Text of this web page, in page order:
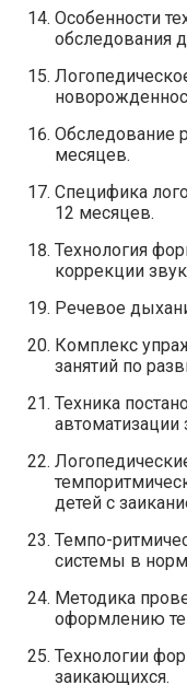
Особенности
обследования
Обследование
месяцев.
Специфика
12 месяцев.
Технология
коррекции
Речевое
Комплекс
занятий по
Техника
автоматизации
детей с
Темпо-
системы в
Методика
оформлению
Технологии
заикающихся.